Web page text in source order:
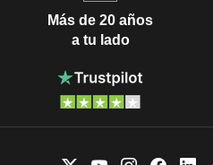
Más de 20 años
a tu lado